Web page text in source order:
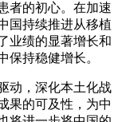
者的初心。在加速
国持续推进从移植
业绩的显著增长和
保持稳健增长。
动，深化本土化战
果的可及性，为中